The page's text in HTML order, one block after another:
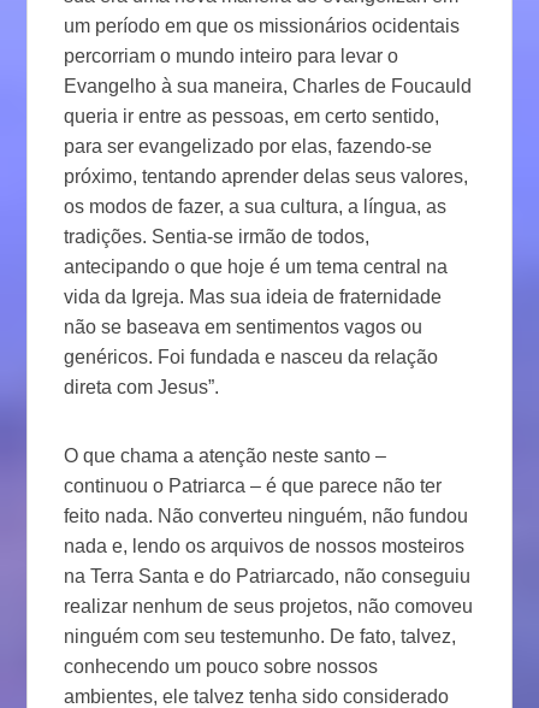
um período em que os missionários ocidentais
percorriam o mundo inteiro para levar o
Evangelho à sua maneira, Charles de Foucauld
queria ir entre as pessoas, em certo sentido,
para ser evangelizado por elas, fazendo-se
próximo, tentando aprender delas seus valores,
os modos de fazer, a sua cultura, a língua, as
tradições. Sentia-se irmão de todos,
antecipando o que hoje é um tema central na
vida da Igreja. Mas sua ideia de fraternidade
não se baseava em sentimentos vagos ou
genéricos. Foi fundada e nasceu da relação
direta com Jesus”.
O que chama a atenção neste santo –
continuou o Patriarca – é que parece não ter
feito nada. Não converteu ninguém, não fundou
nada e, lendo os arquivos de nossos mosteiros
na Terra Santa e do Patriarcado, não conseguiu
realizar nenhum de seus projetos, não comoveu
ninguém com seu testemunho. De fato, talvez,
conhecendo um pouco sobre nossos
ambientes, ele talvez tenha sido considerado